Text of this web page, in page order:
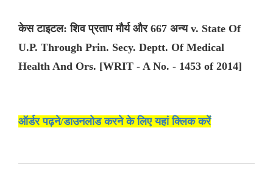
केस टाइटल: शिव प्रताप मौर्य और 667 अन्य v. State Of
U.P. Through Prin. Secy. Deptt. Of Medical
Health And Ors. [WRIT - A No. - 1453 of 2014]
ऑर्डर पढ़ने/डाउनलोड करने के लिए यहां क्लिक करें